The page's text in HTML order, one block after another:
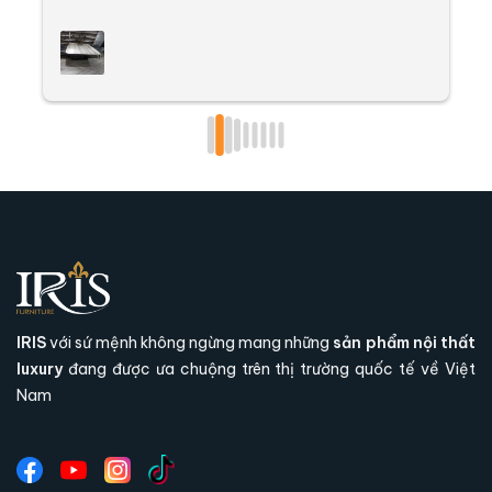
Vì sao nên mua bàn trà Finn tại nội
thống showroom chuyên nghiệp, nội thất IRIS
IRISvới sứ mệnh không ngừng mang những sản phẩm nội thất
luxuryđang được ưa chuộng trên thị trường quốc tế về Việt
Nam